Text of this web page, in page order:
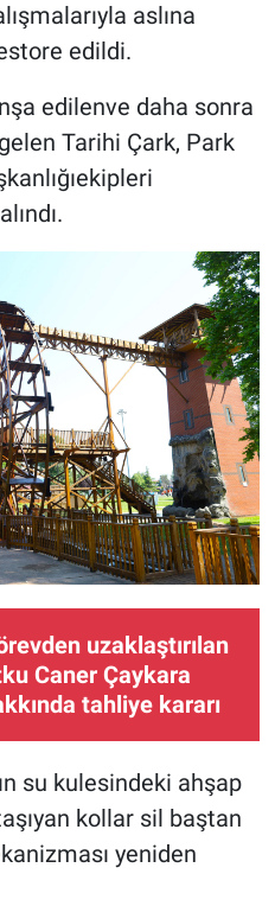
aslına
edildi.
edilenve daha sonra
Tarihi Çark, Park
uzaklaştırılan
Caner Çaykara
tahliye kararı
su kulesindeki ahşap
kollar sil baştan
yeniden